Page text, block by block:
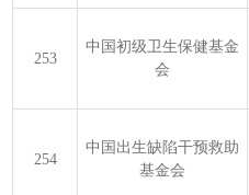
253
中国初级卫生保健基金
会
254
中国出生缺陷干预救助
基金会